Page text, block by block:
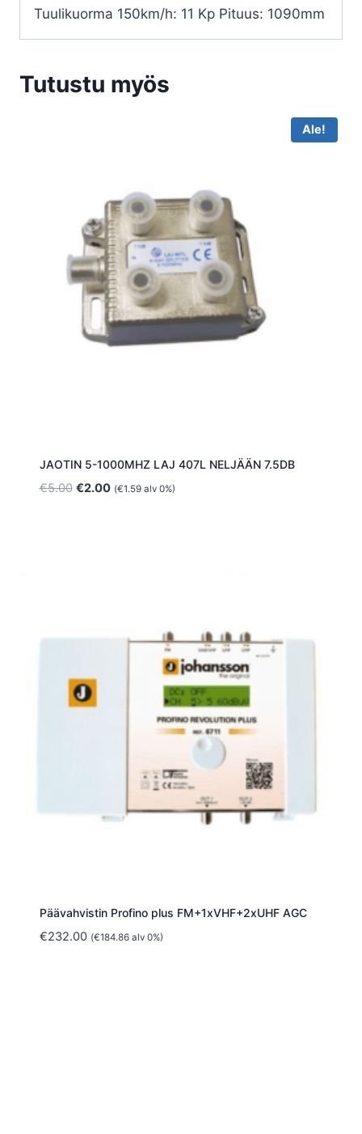
Tuulikuorma 150km/h: 11 Kp Pituus: 1090mm
Tutustu myös
Ale!
JAOTIN 5-1000MHZ LAJ 407L NELJÄÄN 7.5DB
€5.00 Alkuperäinen
€2.00Nykyinen
(€1.59alv 0%)
Päävahvistin Profino plus FM+1xVHF+2xUHF AGC
€232.00 (€184.86alv 0%)